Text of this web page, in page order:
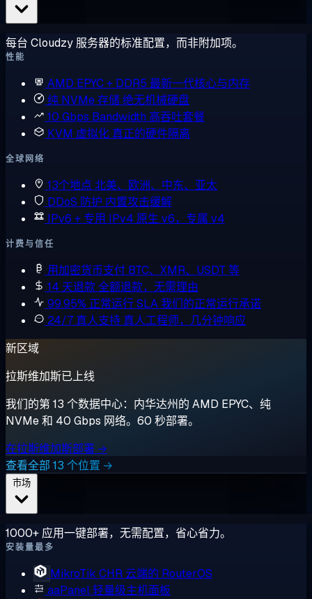
每台 Cloudzy 服务器的标准配置，而非附加项。
性能
AMD EPYC + DDR5 最新一代核心与内存
纯 NVMe 存储绝无机械硬盘
10 Gbps Bandwidth 高吞吐套餐
KVM 虚拟化 真正的硬件隔离
全球网络
13个地点 北美、欧洲、中东、亚太
DDoS 防护 内置攻击缓解
IPv6 + 专用 IPv4 原生 v6，专属 v4
计费与信任
用加密货币支付 BTC、XMR、USDT 等
14 天退款全额退款，无需理由
99.95% 正常运行 SLA我们的正常运行承诺
24/7 真人支持 真人工程师，几分钟响应
新区域
拉斯维加斯已上线
我们的第 13 个数据中心：内华达州的 AMD EPYC、纯
NVMe 和 40 Gbps 网络。60 秒部署。
在拉斯维加斯部署 →
查看全部 13 个位置 →
1000+ 应用一键部署，无需配置，省心省力。
安装量最多
MikroTik CHR 云端的 RouterOS
aaPanel轻量级主机面板